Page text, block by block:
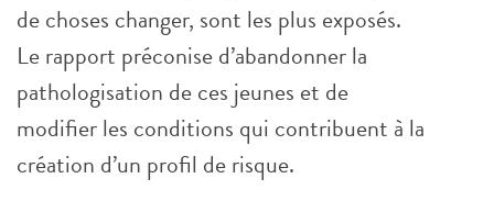
de choses changer, sont les plus exposés.
Le rapport préconise d’abandonner la
pathologisation de ces jeunes et de
modifier les conditions qui contribuent à la
création d’un profil de risque.